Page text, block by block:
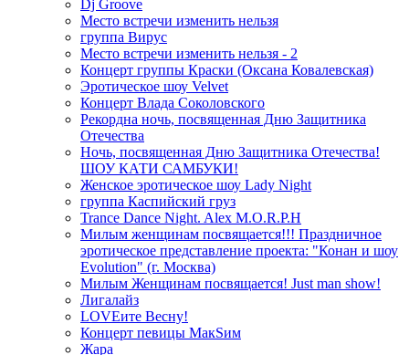
Dj Groove
Место встречи изменить нельзя
группа Вирус
Место встречи изменить нельзя - 2
Концерт группы Краски (Оксана Ковалевская)
Эротическое шоу Velvet
Концерт Влада Соколовского
Рекордна ночь, посвященная Дню Защитника
Отечества
Ночь, посвященная Дню Защитника Отечества!
ШОУ КАТИ САМБУКИ!
Женское эротическое шоу Lady Night
группа Каспийский груз
Trance Dance Night. Alex M.O.R.P.H
Милым женщинам посвящается!!! Праздничное
эротическое представление проекта: "Конан и шоу
Evolution" (г. Москва)
Милым Женщинам посвящается! Just man show!
Лигалайз
LOVEите Весну!
Концерт певицы МакSим
Жара